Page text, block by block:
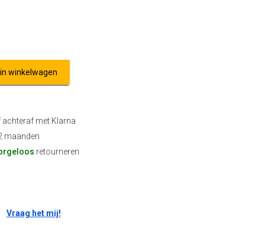
winkelwagen
met Klarna
maanden
retourneren
Vraag het mij!